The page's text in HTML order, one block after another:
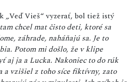
„Veď Vieš“ vyzerať, bol tiež istý
chcel mat čisto deti, ktoré sa
záhrade, naháňajú sa. Je to
Potom mi došlo, že v klipe
aj ja a Lucka. Nakoniec to do rúk
a vzišiel z toho síce fiktívny, zato